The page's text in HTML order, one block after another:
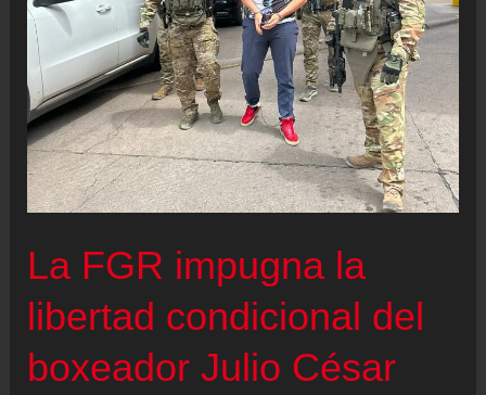
La FGR impugna la
libertad condicional del
boxeador Julio César